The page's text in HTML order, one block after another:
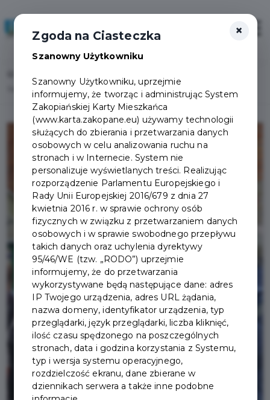
Sukces inauguracji bezpłatnych spacerów Free City Tours Zakopane 2026
×
Zgoda na Ciasteczka
Szanowny Użytkowniku
Szanowny Użytkowniku, uprzejmie
informujemy, że tworząc i administrując System
Zakopiańskiej Karty Mieszkańca
(www.karta.zakopane.eu) używamy technologii
służących do zbierania i przetwarzania danych
osobowych w celu analizowania ruchu na
stronach i w Internecie. System nie
personalizuje wyświetlanych treści. Realizując
rozporządzenie Parlamentu Europejskiego i
Rady Unii Europejskiej 2016/679 z dnia 27
kwietnia 2016 r. w sprawie ochrony osób
fizycznych w związku z przetwarzaniem danych
osobowych i w sprawie swobodnego przepływu
takich danych oraz uchylenia dyrektywy
95/46/WE (tzw. „RODO”) uprzejmie
informujemy, że do przetwarzania
wykorzystywane będą następujące dane: adres
IP Twojego urządzenia, adres URL żądania,
nazwa domeny, identyfikator urządzenia, typ
przeglądarki, język przeglądarki, liczba kliknięć,
ilość czasu spędzonego na poszczególnych
stronach, data i godzina korzystania z Systemu,
typ i wersja systemu operacyjnego,
rozdzielczość ekranu, dane zbierane w
dziennikach serwera a także inne podobne